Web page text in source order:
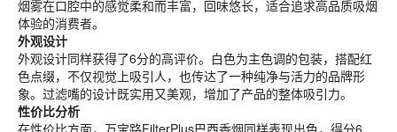
烟雾在口腔中的感觉柔和而丰富，回味悠长，适合追求高品质吸烟
体验的消费者。
外观设计
外观设计同样获得了6分的高评价。白色为主色调的包装，搭配红
色点缀，不仅视觉上吸引人，也传达了一种纯净与活力的品牌形
象。过滤嘴的设计既实用又美观，增加了产品的整体吸引力。
性价比分析